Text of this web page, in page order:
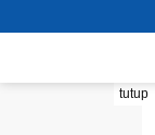
ke
tutup